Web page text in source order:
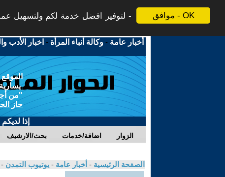
موافق - OK
لتوفير افضل خدمة لكم ولتسهيل
أخبار عامة -وكالة أنباء المرأة - اخبار الأدب
"من
حاز
إذا
بحث/الارشيف اضافة/خدمات الزوار
الصفحة الرئيسية - أخبار عامة - يوتيوب التمدن -